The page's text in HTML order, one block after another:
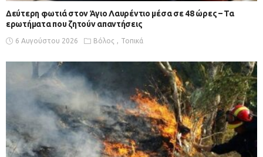
Δεύτερη φωτιά στον Άγιο Λαυρέντιο μέσα σε 48 ώρες – Τα
ερωτήματα που ζητούν απαντήσεις
6 Αυγούστου 2026 Βόλος Τοπικά